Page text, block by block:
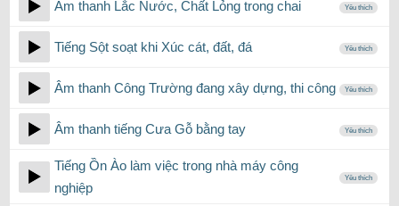
Âm thanh Lắc Nước, Chất Lỏng trong chai Yêu thích
Tiếng Sột soạt khi Xúc cát, đất, đá Yêu thích
Âm thanh Công Trường đang xây dựng, thi công Yêu thích
Âm thanh tiếng Cưa Gỗ bằng tay Yêu thích
Tiếng Ồn Ào làm việc trong nhà máy công
nghiệp
Yêu thích